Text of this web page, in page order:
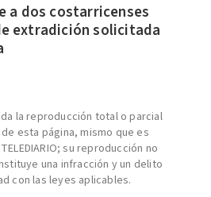
a dos costarricenses
extradición solicitada
la reproducción total o parcial
esta página, mismo que es
su reproducción no
una infracción y un delito
con las leyes aplicables.